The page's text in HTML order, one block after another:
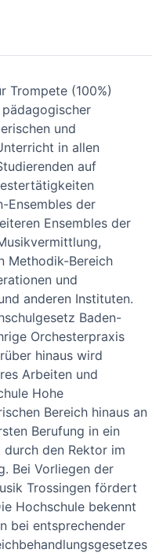
Trompete (100%)
und
in allen
auf
Ensembles der
Ensembles der
Methodik-Bereich
und
anderen Instituten.
Baden-
Orchesterpraxis
hinaus wird
Arbeiten und
Hohe
Bereich hinaus an
Berufung in ein
den Rektor im
Bei Vorliegen der
Trossingen fördert
Hochschule bekennt
bei entsprechender